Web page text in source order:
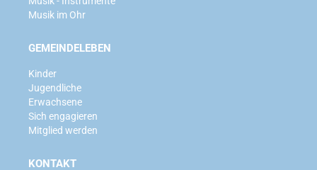
Musik im Ohr
GEMEINDELEBEN
Kinder
Jugendliche
Erwachsene
Sich engagieren
Mitglied werden
KONTAKT